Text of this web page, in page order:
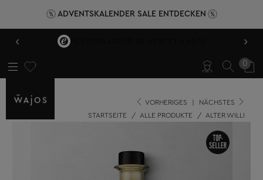
ADVENTSKALENDER SALE ENTDECKEN
‹ ›
0
VORHERIGES
NÄCHSTES
STARTSEITE
/ ALLE PRODUKTE / ALTER WILLI